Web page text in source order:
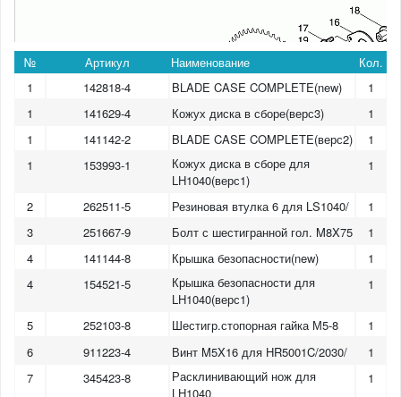
№ Артикул Наименование
Кол.
1
142818-4 BLADE CASE COMPLETE(new)
1
1
141629-4 Кожух диска в сборе(верс3)
1
1
141142-2 BLADE CASE COMPLETE(верс2)
1
1
153993-1
Кожух диска в сборе для
LH1040(верс1)
1
2 262511-5 Резиновая втулка 6 для LS1040/
1
3
251667-9 Болт с шестигранной гол. M8X75
1
4
141144-8 Крышка безопасности(new)
1
4
154521-5
Крышка безопасности для
LH1040(верс1)
1
5 252103-8 Шестигр.стопорная гайка М5-8
1
6
911223-4 Винт M5X16 для HR5001C/2030/
1
7
345423-8
Расклинивающий нож для
LH1040
1